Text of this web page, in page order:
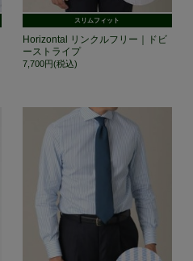
スリムフィット
Horizontal リンクルフリー｜ドビ
ーストライプ
7,700円(税込)